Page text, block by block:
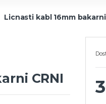
Licnasti kabl 16mm bakarni
CRNI